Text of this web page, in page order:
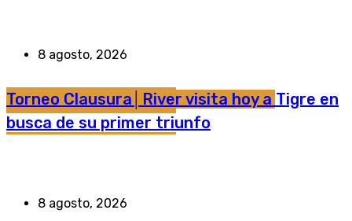
8 agosto, 2026
Torneo Clausura│River visita hoy a Tigre en
busca de su primer triunfo
8 agosto, 2026